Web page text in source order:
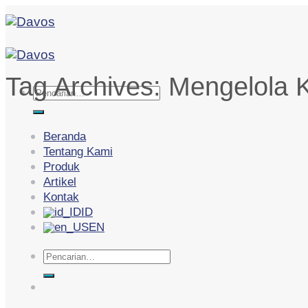
Skip
to
Pencarian
Beranda
Tentang Kami
Produk
Artikel
Kontak
ID
EN
Pencarian
Tag Archives: Mengelola